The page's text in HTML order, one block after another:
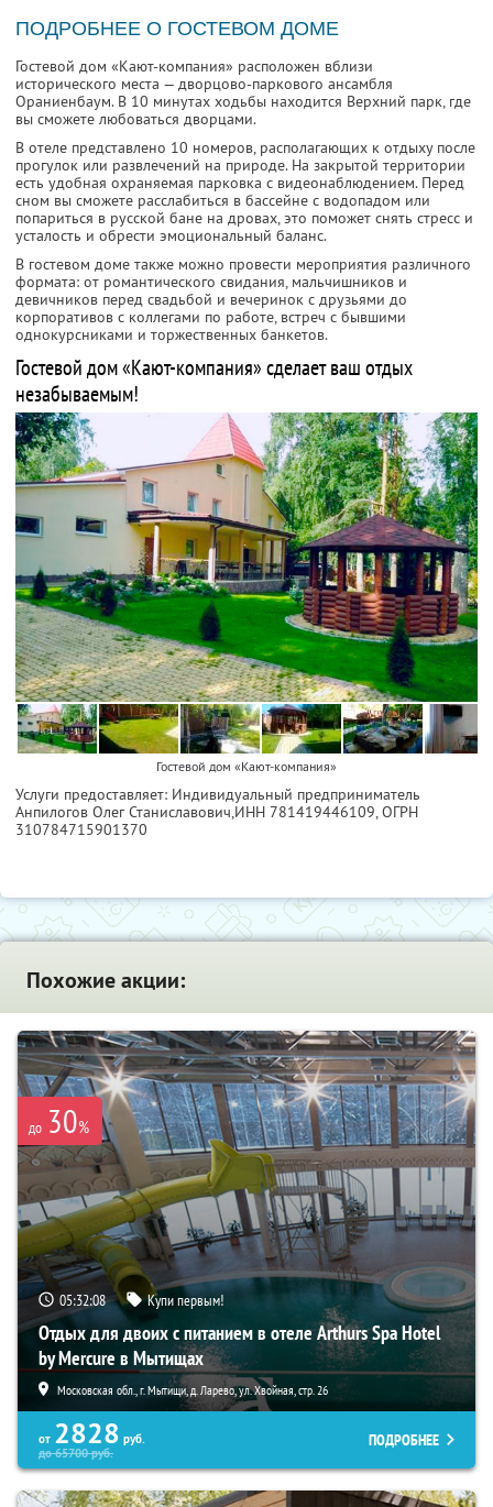
ПОДРОБНЕЕ О ГОСТЕВОМ ДОМЕ
Гостевой дом «Кают-компания» расположен вблизи
исторического места — дворцово-паркового ансамбля
Ораниенбаум. В 10 минутах ходьбы находится Верхний парк, где
вы сможете любоваться дворцами.
В отеле представлено 10 номеров, располагающих к отдыху после
прогулок или развлечений на природе. На закрытой территории
есть удобная охраняемая парковка с видеонаблюдением. Перед
сном вы сможете расслабиться в бассейне с водопадом или
попариться в русской бане на дровах, это поможет снять стресс и
усталость и обрести эмоциональный баланс.
В гостевом доме также можно провести мероприятия различного
формата: от романтического свидания, мальчишников и
девичников перед свадьбой и вечеринок с друзьями до
корпоративов с коллегами по работе, встреч с бывшими
однокурсниками и торжественных банкетов.
Гостевой дом «Кают-компания» сделает ваш отдых
незабываемым!
Гостевой дом «Кают-компания»
Услуги предоставляет: Индивидуальный предприниматель
Анпилогов Олег Станиславович,ИНН 781419446109, ОГРН
310784715901370
Похожие акции:
до 30%
05:32:07 Купи первым!
Отдых для двоих с питанием в отеле Arthurs Spa Hotel
by Mercure в Мытищах
Московская обл., г. Мытищи, д. Ларево, ул. Хвойная, стр. 26
от 2828 руб.
до65700руб.
ПОДРОБНЕЕ